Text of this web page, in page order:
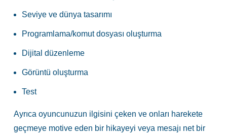
Seviye ve dünya tasarımı
Programlama/komut dosyası oluşturma
Dijital düzenleme
Görüntü oluşturma
Test
Ayrıca oyuncunuzun ilgisini çeken ve onları harekete
geçmeye motive eden bir hikayeyi veya mesajı net bir